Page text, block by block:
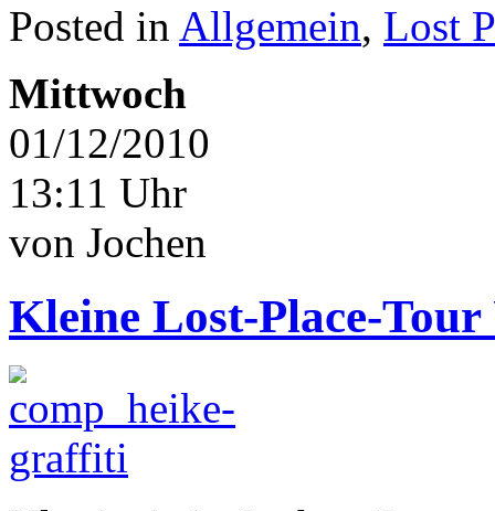
Posted in Allgemein, Lost
Mittwoch
01/12/2010
13:11 Uhr
von Jochen
Kleine Lost-Place-